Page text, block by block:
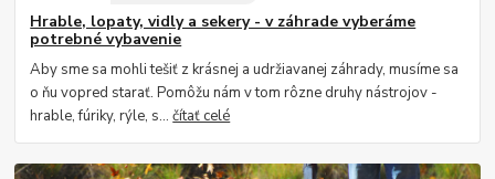
Hrable, lopaty, vidly a sekery - v záhrade vyberáme
potrebné vybavenie
Aby sme sa mohli tešiť z krásnej a udržiavanej záhrady, musíme sa
o ňu vopred starať. Pomôžu nám v tom rôzne druhy nástrojov -
hrable, fúriky, rýle, s...čítať celé